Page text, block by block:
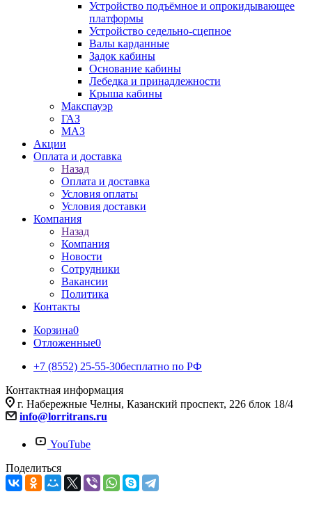
Устройство подъёмное и опрокидывающее
платформы
Устройство седельно-сцепное
Валы карданные
Задок кабины
Основание кабины
Лебедка и принадлежности
Крыша кабины
Макспауэр
ГАЗ
МАЗ
Акции
Оплата и доставка
Назад
Оплата и доставка
Условия оплаты
Условия доставки
Компания
Назад
Компания
Новости
Сотрудники
Вакансии
Политика
Контакты
Корзина0
Отложенные0
+7 (8552) 25-55-30бесплатно по РФ
Контактная информация
г. Набережные Челны, Казанский проспект, 226 блок 18/4
info@lorritrans.ru
YouTube
Поделиться